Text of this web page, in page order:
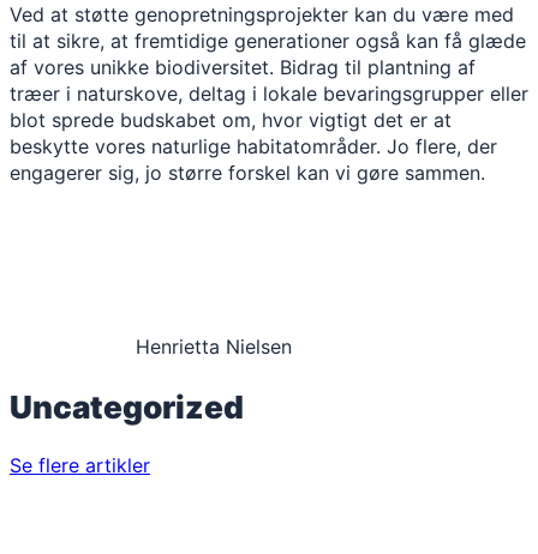
Ved at støtte genopretningsprojekter kan du være med
til at sikre, at fremtidige generationer også kan få glæde
af vores unikke biodiversitet. Bidrag til plantning af
træer i naturskove, deltag i lokale bevaringsgrupper eller
blot sprede budskabet om, hvor vigtigt det er at
beskytte vores naturlige habitatområder. Jo flere, der
engagerer sig, jo større forskel kan vi gøre sammen.
Henrietta Nielsen
Uncategorized
Se flere artikler